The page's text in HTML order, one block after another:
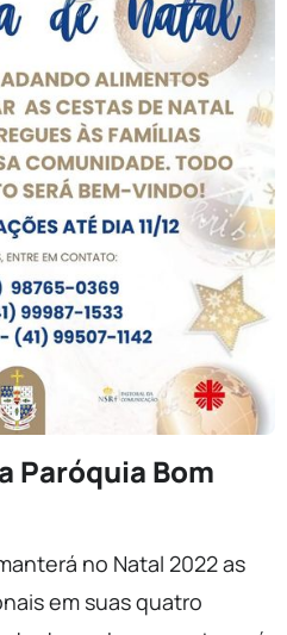
Paróquia Bom
no Natal 2022 as
em suas quatro